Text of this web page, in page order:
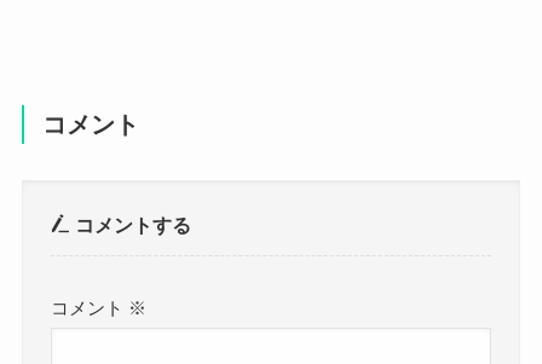
コメント
コメントする
コメント ※